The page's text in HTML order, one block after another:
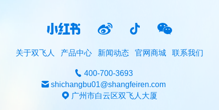
关于双飞人 产品中心 新闻动态 官网商城 联系我们
400-700-3693
shichangbu01@shangfeiren.com
广州市白云区双飞人大厦